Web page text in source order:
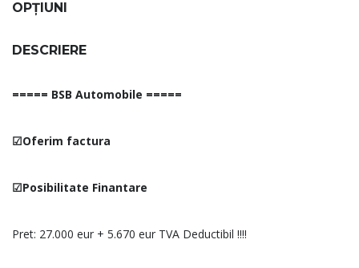
OPȚIUNI
DESCRIERE
===== BSB Automobile =====
☑Oferim factura
☑Posibilitate Finantare
Pret: 27.000 eur + 5.670 eur TVA Deductibil !!!!